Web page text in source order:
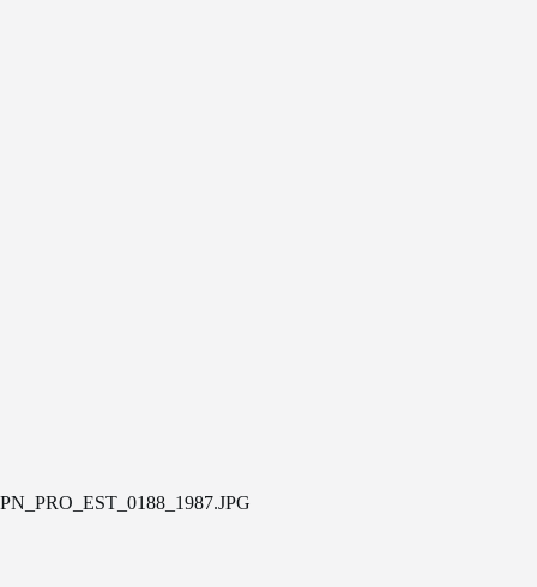
PN_PRO_EST_0188_1987.JPG